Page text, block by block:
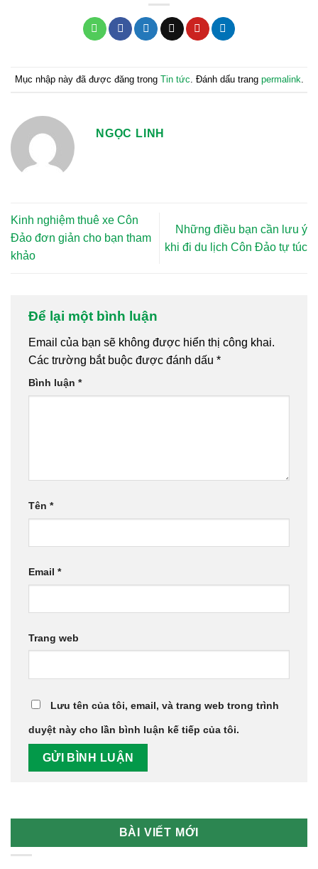
Mục nhập này đã được đăng trong Tin tức . Đánh dấu trang permalink
NGỌC LINH
Kinh nghiệm thuê xe Côn
Đảo đơn giản cho bạn tham
khảo
Những điều bạn cần lưu ý
khi đi du lịch Côn Đảo tự túc
Để lại một bình luận
Email của bạn sẽ không được hiển thị công khai.
Các trường bắt buộc được đánh dấu *
Bình luận *
Tên *
Email *
Trang web
Lưu tên của tôi, email, và trang web trong trình
duyệt này cho lần bình luận kế tiếp của tôi.
BÀI VIẾT MỚI